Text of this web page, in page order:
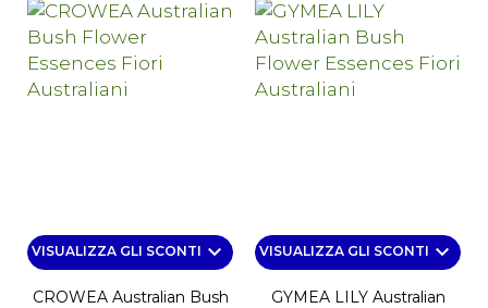
VISUALIZZA GLI SCONTI keyboard_arrow_down
CROWEA Australian Bush
VISUALIZZA GLI SCONTI keyboard_arrow_down
GYMEA LILY Australian